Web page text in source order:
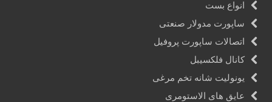
انواع بست
ساپورت مدولار صنعتی
اتصالات ساپورت پروفیل
کانال فلکسیبل
یونولیت شانه تخم مرغی
عایق های الاستومری